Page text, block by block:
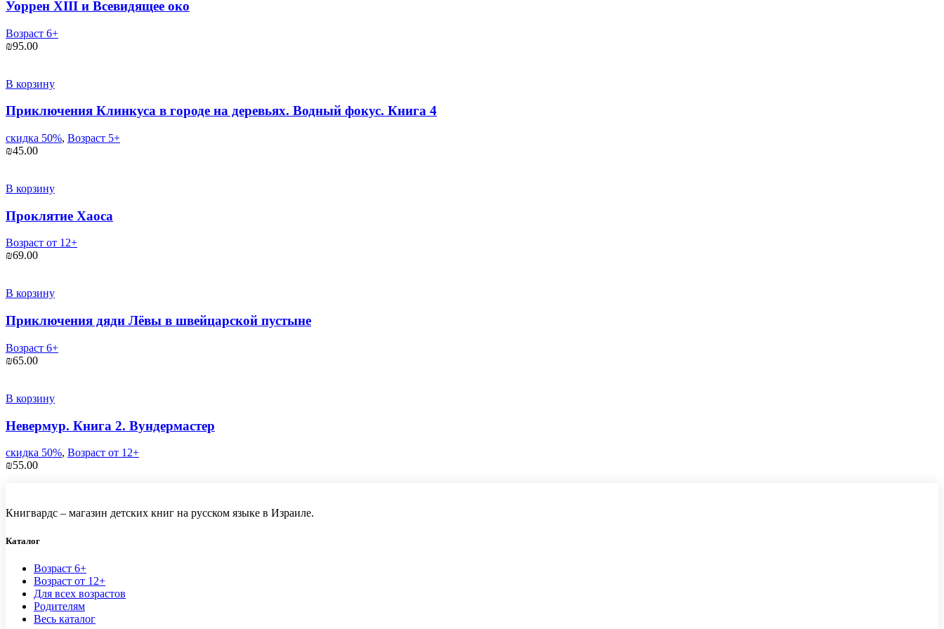
Уоррен XIII и Всевидящее око
Возраст 6+
₪95.00
В корзину
Приключения Клинкуса в городе на деревьях. Водный фокус. Книга 4
скидка 50%, Возраст 5+
₪45.00
В корзину
Проклятие Хаоса
Возраст от 12+
₪69.00
В корзину
Приключения дяди Лёвы в швейцарской пустыне
Возраст 6+
₪65.00
В корзину
Невермур. Книга 2. Вундермастер
скидка 50%, Возраст от 12+
₪55.00
Книгвардс – магазин детских книг на русском языке в Израиле.
Каталог
Возраст 6+
Возраст от 12+
Для всех возрастов
Родителям
Весь каталог